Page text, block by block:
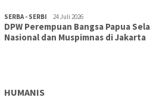
SERBA - SERBI 24 Juli 2026
DPW Perempuan Bangsa Papua
Nasional dan Muspimnas di Jakarta
TOPIK 30 Juli 2026
Wujudkan Sekolah Adiwiyata:SD
HUMANIS